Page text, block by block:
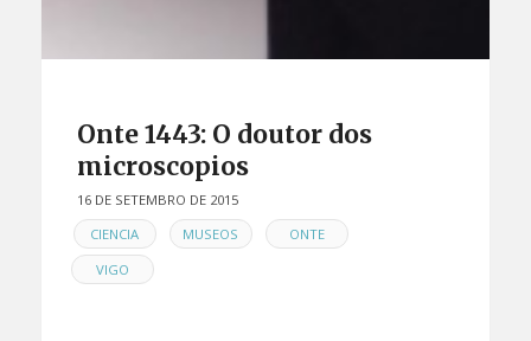
Onte 1443: O doutor dos
microscopios
16 DE SETEMBRO DE 2015
EN
CIENCIA , MUSEOS , ONTE ,
VIGO